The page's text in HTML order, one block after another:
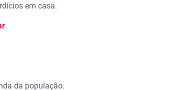
em casa.
.
da população.